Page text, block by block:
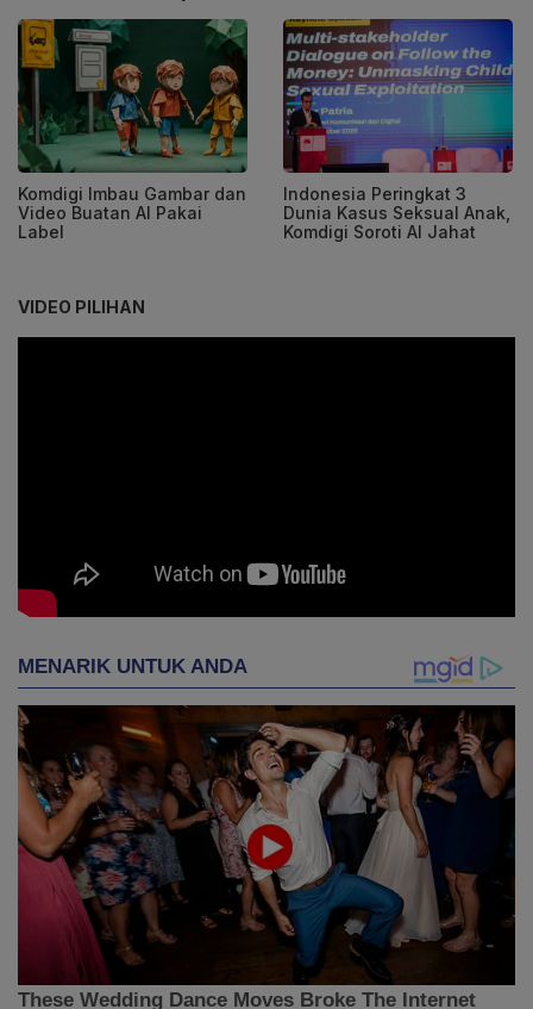
Komdigi Imbau Gambar dan
Video Buatan AI Pakai
Label
Indonesia Peringkat 3
Dunia Kasus Seksual Anak,
Komdigi Soroti AI Jahat
VIDEO PILIHAN